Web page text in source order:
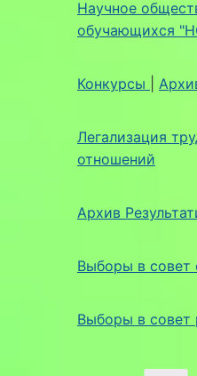
Научное
обучающихся
Конкурсы
Легализация
отношений
Архив
Выборы в совет
Выборы в совет